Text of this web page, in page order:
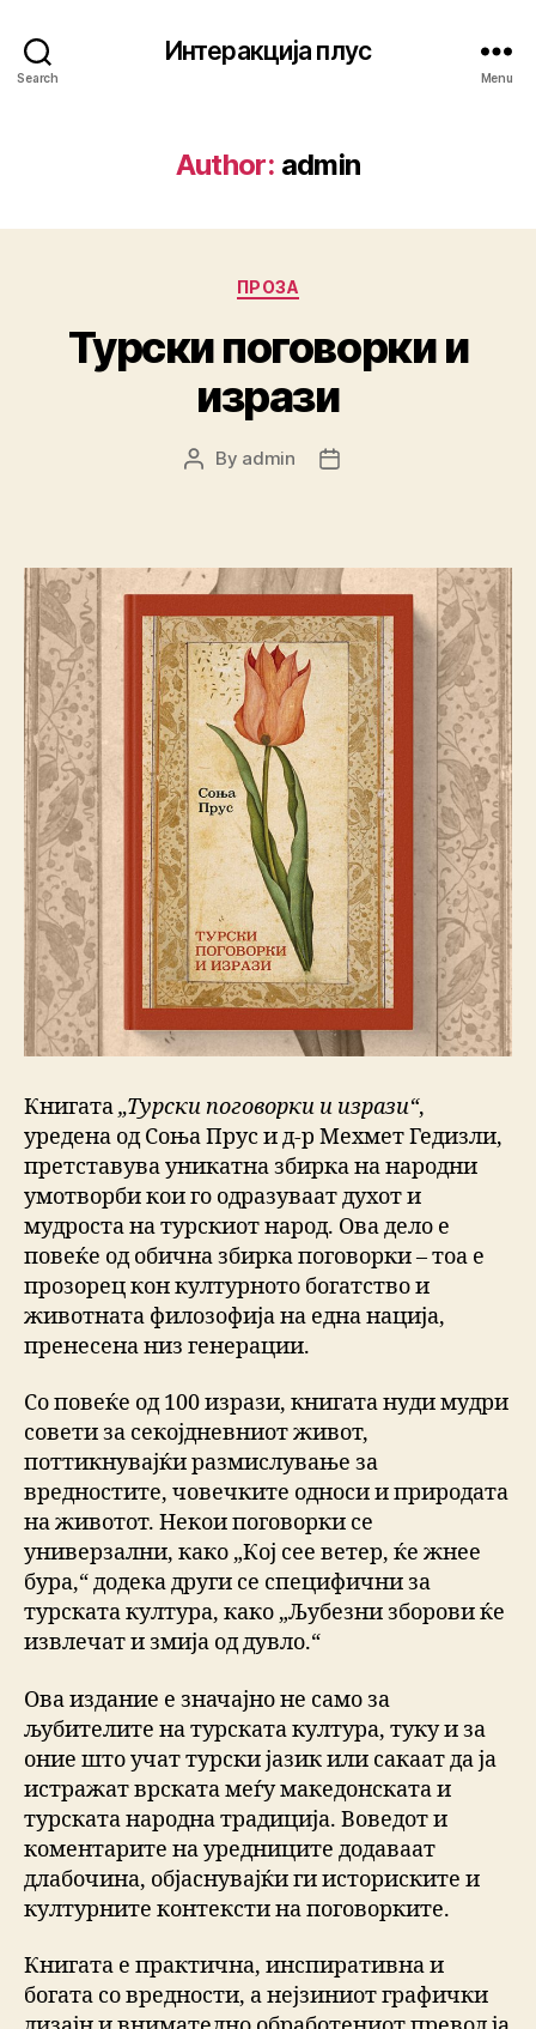
Search
Интеракција плус
Menu
Author: admin
Categories
ПРОЗА
Турски поговорки и
изрази
Post
By admin
Post
Книгата„Турски поговорки и изрази“,
уредена од Соња Прус и д-р Мехмет Гедизли,
претставува уникатна збирка на народни
умотворби кои го одразуваат духот и
мудроста на турскиот народ. Ова дело е
повеќе од обична збирка поговорки – тоа е
прозорец кон културното богатство и
животната филозофија на една нација,
пренесена низ генерации.
Со повеќе од 100 изрази, книгата нуди мудри
совети за секојдневниот живот,
поттикнувајќи размислување за
вредностите, човечките односи и природата
на животот. Некои поговорки се
универзални, како „Кој сее ветер, ќе жнее
бура,“ додека други се специфични за
турската култура, како „Љубезни зборови ќе
извлечат и змија од дувло.“
Ова издание е значајно не само за
љубителите на турската култура, туку и за
оние што учат турски јазик или сакаат да ја
истражат врската меѓу македонската и
турската народна традиција. Воведот и
коментарите на уредниците додаваат
длабочина, објаснувајќи ги историските и
културните контексти на поговорките.
Книгата е практична, инспиративна и
богата со вредности, а нејзиниот графички